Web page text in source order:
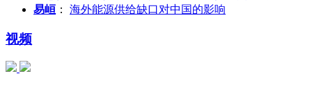
易峘 ： 海外能源供给缺口对中国的影响
视频